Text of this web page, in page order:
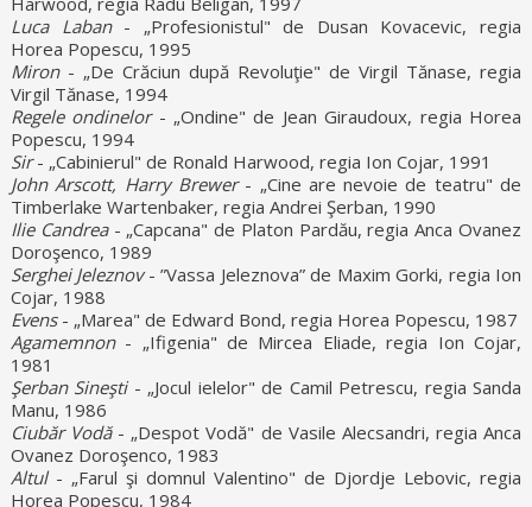
Luca Laban- „Profesionistul" de Dusan Kovacevic, regia
Horea Popescu, 1995
Miron- „De Crăciun după Revoluţie" de Virgil Tănase, regia
Virgil Tănase, 1994
Regele ondinelor- „Ondine" de Jean Giraudoux, regia Horea
Popescu, 1994
Sir- „Cabinierul" de Ronald Harwood, regia Ion Cojar, 1991
John Arscott, Harry Brewer- „Cine are nevoie de teatru" de
Timberlake Wartenbaker, regia Andrei Şerban, 1990
Ilie Candrea- „Capcana" de Platon Pardău, regia Anca Ovanez
Doroşenco, 1989
Serghei Jeleznov- ”Vassa Jeleznova” de Maxim Gorki, regia Ion
Cojar, 1988
Evens- „Marea" de Edward Bond, regia Horea Popescu, 1987
Agamemnon- „Ifigenia" de Mircea Eliade, regia Ion Cojar,
1981
Şerban Sineşti- „Jocul ielelor" de Camil Petrescu, regia Sanda
Manu, 1986
Ciubăr Vodă- „Despot Vodă" de Vasile Alecsandri, regia Anca
Ovanez Doroşenco, 1983
Altul- „Farul şi domnul Valentino" de Djordje Lebovic, regia
Horea Popescu, 1984